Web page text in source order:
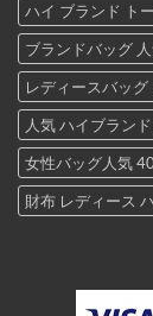
ハイ ブランド ト
ブランドバッグ
レディースバッグ
人気 ハイブラン
女性バッグ人気
財布 レディース